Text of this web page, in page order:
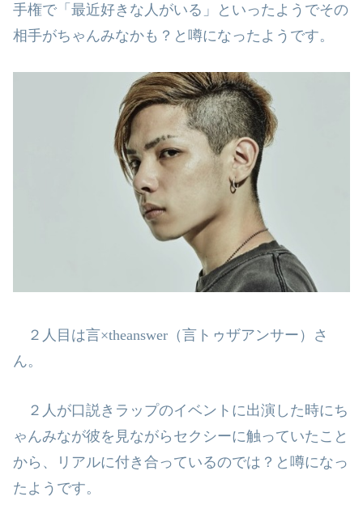
手権で「最近好きな人がいる」といったようでその
相手がちゃんみなかも？と噂になったようです。
２人目は言×theanswer （言トゥザアンサー）さ
ん。
２人が口説きラップのイベントに出演した時にち
ゃんみなが彼を見ながらセク シーに触っていたこと
から、リアルに付き合っているのでは？と噂になっ
たよ うです。